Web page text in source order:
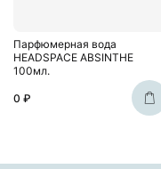
Парфюмерная вода
HEADSPACE ABSINTHE
100мл.
0 ₽